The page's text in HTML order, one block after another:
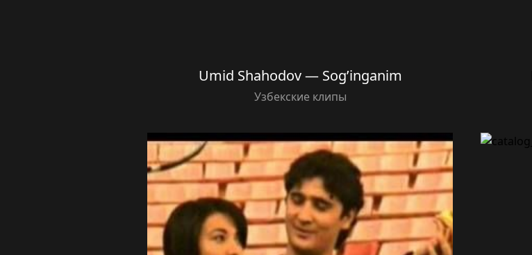
Umid Shahodov — Sog’inganim
Узбекские клипы